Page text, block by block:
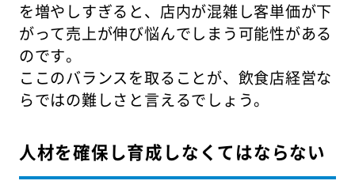
を増やしすぎると、店内が混雑し客単価が下
がって売上が伸び悩んでしまう可能性がある
のです。
ここのバランスを取ることが、飲食店経営な
らではの難しさと言えるでしょう。
人材を確保し育成しなくてはならない